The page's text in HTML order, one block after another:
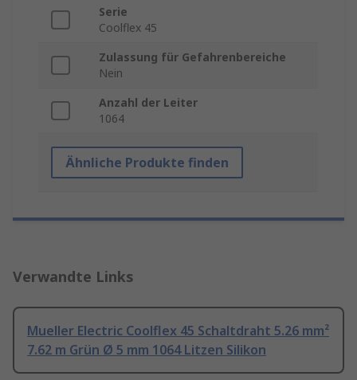
Serie
Coolflex 45
Zulassung für Gefahrenbereiche
Nein
Anzahl der Leiter
1064
Ähnliche Produkte finden
Verwandte Links
Mueller Electric Coolflex 45 Schaltdraht 5.26 mm²
7.62 m Grün Ø 5 mm 1064 Litzen Silikon